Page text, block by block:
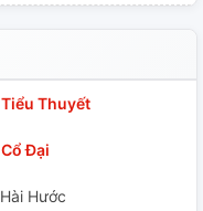
Tiểu Thuyết
Cổ Đại
Hài Hước